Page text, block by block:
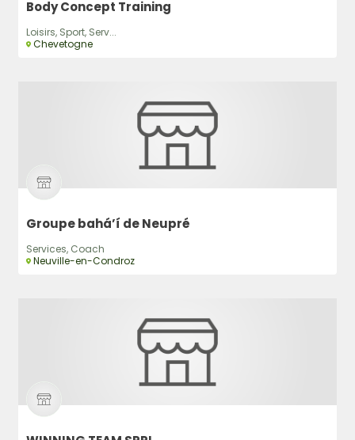
Body Concept Training
Loisirs, Sport, Serv...
Chevetogne
Groupe bahá’í de Neupré
Services, Coach
Neuville-en-Condroz